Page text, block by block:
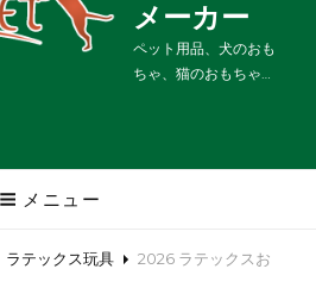
メーカー
ペット用品、犬のおも
ちゃ、猫のおもちゃ…
メニュー
ラテックス玩具
2026 ラテックスお